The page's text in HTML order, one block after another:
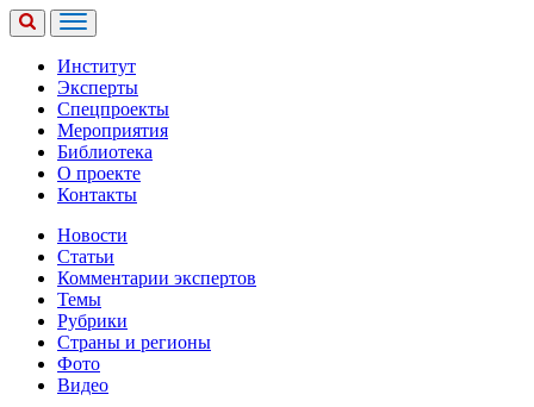
Институт
Эксперты
Спецпроекты
Мероприятия
Библиотека
О проекте
Контакты
Новости
Статьи
Комментарии экспертов
Темы
Рубрики
Страны и регионы
Фото
Видео